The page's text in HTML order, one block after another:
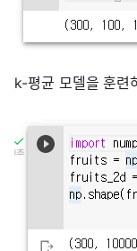
k-평균 모델을 훈련